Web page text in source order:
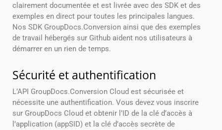
clairement documentée et est livrée avec des SDK et des
exemples en direct pour toutes les principales langues.
Nos SDK GroupDocs.Conversion ainsi que des exemples
de travail hébergés sur Github aident nos utilisateurs à
démarrer en un rien de temps.
Sécurité et authentification
L’API GroupDocs.Conversion Cloud est sécurisée et
nécessite une authentification. Vous devez vous inscrire
sur GroupDocs Cloud et obtenir l’ID de la clé d’accès à
l’application (appSID) et la clé d’accès secrète de